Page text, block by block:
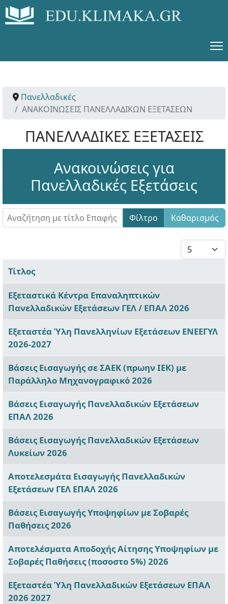
Πανελλαδικές
ΑΝΑΚΟΙΝΩΣΕΙΣ ΠΑΝΕΛΛΑΔΙΚΩΝ ΕΞΕΤΑΣΕΩΝ
ΠΑΝΕΛΛΑΔΙΚΕΣ ΕΞΕΤΑΣΕΙΣ
Ανακοινώσεις για
Πανελλαδικές Εξετάσεις
Αναζήτηση με τίτλο Επαφής Φίλτρο Καθαρισμός
Εμφάνιση #
Τίτλος
Εξεταστικά Κέντρα Επαναληπτικών
Πανελλαδικών Εξετάσεων ΓΕΛ / ΕΠΑΛ 2026
Εξεταστέα Ύλη Πανελληνίων Εξετάσεων ΕΝΕΕΓΥΛ
2026-2027
Βάσεις Εισαγωγής σε ΣΑΕΚ (πρωην ΙΕΚ) με
Παράλληλο Μηχανογραφικό 2026
Βάσεις Εισαγωγής Πανελλαδικών Εξετάσεων
ΕΠΑΛ 2026
Βάσεις Εισαγωγής Πανελλαδικών Εξετάσεων
Λυκείων 2026
Αποτελεσμάτα Εισαγωγής Πανελλαδικών
Εξετάσεων ΓΕΛ ΕΠΑΛ 2026
Βάσεις Εισαγωγής Υποψηφίων με Σοβαρές
Παθήσεις 2026
Αποτελέσματα Αποδοχής Αίτησης Υποψηφίων με
Σοβαρές Παθήσεις (ποσοστο 5%) 2026
Εξεταστέα Ύλη Πανελλαδικών Εξετάσεων ΕΠΑΛ
2026 2027